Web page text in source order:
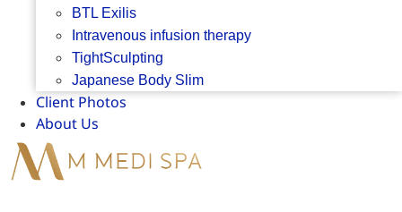
BTL Exilis
Intravenous infusion therapy
TightSculpting
Japanese Body Slim
Client Photos
About Us